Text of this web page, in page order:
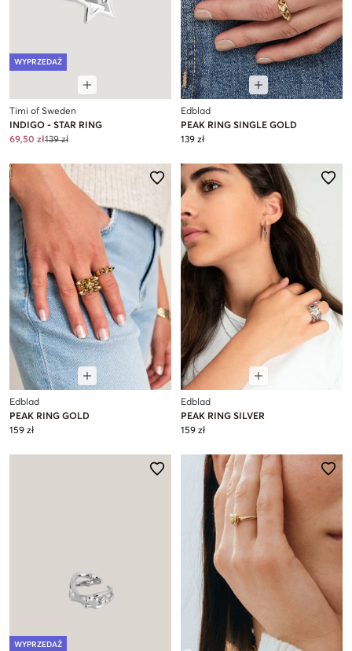
WYPRZEDAŻ
Timi of Sweden
INDIGO - STAR RING
69,50 zł139 zł
Edblad
PEAK RING SINGLE GOLD
139 zł
Edblad
PEAK RING GOLD
159 zł
Edblad
PEAK RING SILVER
159 zł
WYPRZEDAŻ